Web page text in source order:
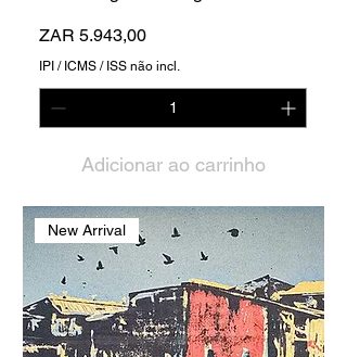
Preço
ZAR 5.943,00
IPI / ICMS / ISS não incl.
Adicionar ao carrinho
New Arrival